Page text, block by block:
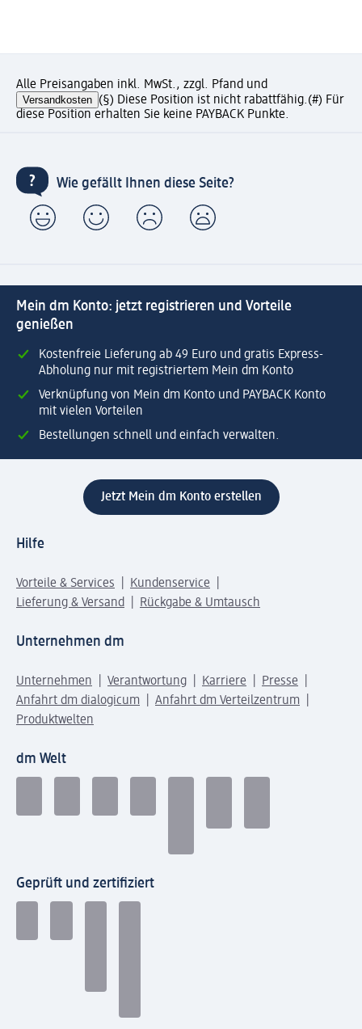
Alle Preisangaben inkl. MwSt., zzgl. Pfand und
Versandkosten (§) Diese Position ist nicht rabattfähig.(#) Für
diese Position erhalten Sie keine PAYBACK Punkte.
Wie gefällt Ihnen diese Seite?
Mein dm Konto: jetzt registrieren und Vorteile
genießen
Kostenfreie Lieferung ab 49 Euro und gratis Express-
Abholung nur mit registriertem Mein dm Konto
Verknüpfung von Mein dm Konto und PAYBACK Konto
mit vielen Vorteilen
Bestellungen schnell und einfach verwalten.
Jetzt Mein dm Konto erstellen
Hilfe
Vorteile & Services
Kundenservice
Lieferung & Versand
Rückgabe & Umtausch
Unternehmen dm
Unternehmen Verantwortung Karriere
Presse
Anfahrt dm dialogicum
Anfahrt dm Verteilzentrum
Produktwelten
dm Welt
Geprüft und zertifiziert